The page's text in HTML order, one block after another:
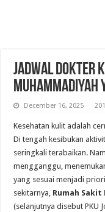
Jadwal Dokter
December 16, 2025
Kesehatan kulit adalah
Di tengah kesibukan
seringkali terabaikan.
mengganggu,
yang sesuai menjadi
sekitarnya, Rumah Sakit
(selanjutnya disebut PKU